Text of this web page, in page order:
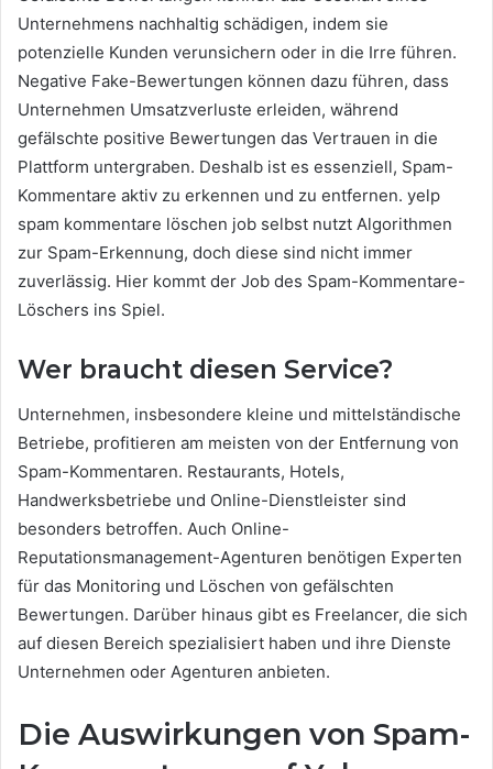
Unternehmens nachhaltig schädigen, indem sie
potenzielle Kunden verunsichern oder in die Irre führen.
Negative Fake-Bewertungen können dazu führen, dass
Unternehmen Umsatzverluste erleiden, während
gefälschte positive Bewertungen das Vertrauen in die
Plattform untergraben. Deshalb ist es essenziell, Spam-
Kommentare aktiv zu erkennen und zu entfernen. yelp
spam kommentare löschen job selbst nutzt Algorithmen
zur Spam-Erkennung, doch diese sind nicht immer
zuverlässig. Hier kommt der Job des Spam-Kommentare-
Löschers ins Spiel.
Wer braucht diesen Service?
Unternehmen, insbesondere kleine und mittelständische
Betriebe, profitieren am meisten von der Entfernung von
Spam-Kommentaren. Restaurants, Hotels,
Handwerksbetriebe und Online-Dienstleister sind
besonders betroffen. Auch Online-
Reputationsmanagement-Agenturen benötigen Experten
für das Monitoring und Löschen von gefälschten
Bewertungen. Darüber hinaus gibt es Freelancer, die sich
auf diesen Bereich spezialisiert haben und ihre Dienste
Unternehmen oder Agenturen anbieten.
Die Auswirkungen von Spam-